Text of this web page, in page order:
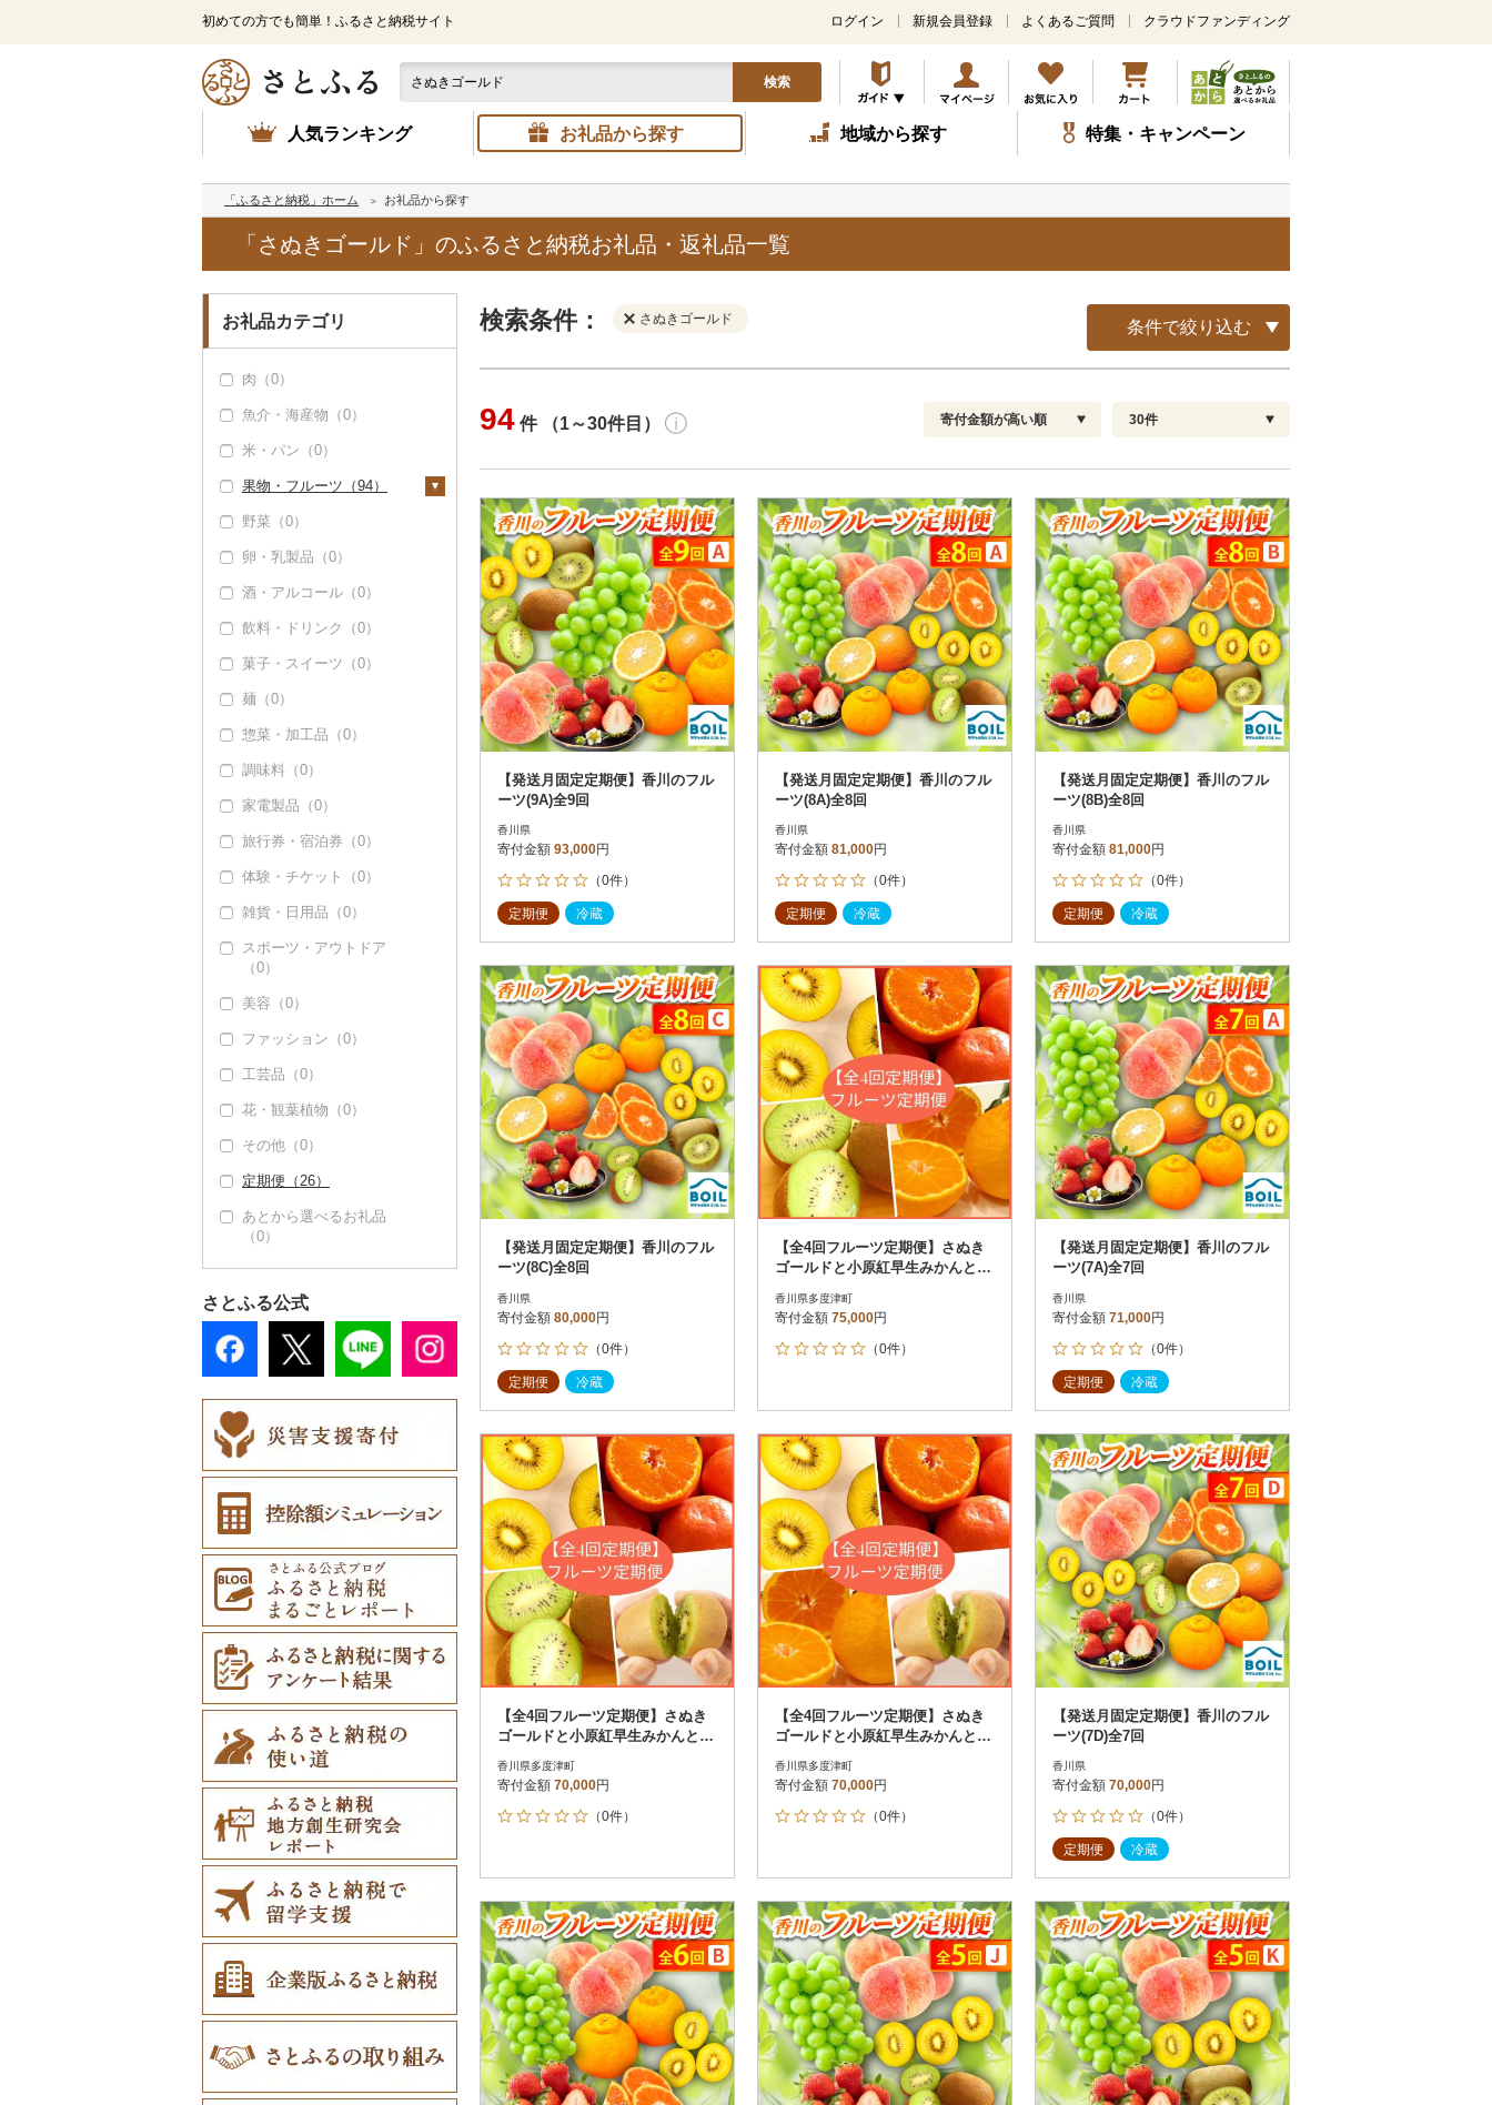
初めての方でも簡単！ふるさと納税サイト
メ
ン
コ
ン
テ
ツ
ッ
ログイン 新規会員登録 よくあるご質問 クラウドファンディング
検索
人気ランキング お礼品から探す 地域から探す 特集・キャンペーン
「ふるさと納税」ホーム お礼品から探す
「さぬきゴールド」のふるさと納税お礼品・返礼品一覧
お礼品カテゴリ
肉（0）
魚介・海産物（0）
米・パン（0）
果物・フルーツ（94）
ぶどう・マスカット
（17）
その他ぶどう・マスカ
ット（0）
3）
ドライフルーツ（0）
その他果物（2）
びわ（0）
ブルーベリー（0）
パイナップル（0）
栗（0）
その他果物（2）
野菜（0）
卵・乳製品（0）
酒・アルコール（0）
飲料・ドリンク（0）
菓子・スイーツ（0）
麺（0）
惣菜・加工品（0）
調味料（0）
家電製品（0）
旅行券・宿泊券（0）
体験・チケット（0）
雑貨・日用品（0）
スポーツ・アウトドア
（0）
美容（0）
ファッション（0）
工芸品（0）
花・観葉植物（0）
その他（0）
定期便（26）
あとから選べるお礼品
（0）
さとふる公式
検索条件： さぬきゴールド 条件で絞り込む
円
決済方法 解除
PayPay
クレジットカード決済
Amazon Pay
楽天ペイ
メルペイ
コンビニ支払い
ソフトバンクまとめて支払い
d払い
金融機関(Pay-easy決済)
解除
発送種別 解除
通常
冷蔵便
冷凍便
配送指定 解除
お届け日時指定可
お届け時間帯指定可
発送される月指定可
その他 解除
さとふる限定のお礼品
定期便
さとふるアプリdeワンストップ申請
対象
結果を見る（
94 件 （1～30件目） 寄付金額が高い順
新着順
レビュー件数順
レビュー評価順
寄付金額が高い順
寄付金額が低い順
30件
60
90
120
【発送月固定定期便】香川のフル
ーツ(9A)全9回
香川県
寄付金額 93,000円
（0件）
定期便 冷蔵
【発送月固定定期便】香川のフル
ーツ(8A)全8回
香川県
寄付金額 81,000円
（0件）
定期便 冷蔵
【発送月固定定期便】香川のフル
ーツ(8B)全8回
香川県
寄付金額 81,000円
（0件）
定期便 冷蔵
【発送月固定定期便】香川のフル
ーツ(8C)全8回
香川県
寄付金額 80,000円
（0件）
定期便 冷蔵
【全4回フルーツ定期便】さぬき
ゴールドと小原紅早生みかんと香
香川県多度津町
寄付金額 75,000円
（0件）
【発送月固定定期便】香川のフル
ーツ(7A)全7回
香川県
寄付金額 71,000円
（0件）
定期便 冷蔵
【全4回フルーツ定期便】さぬき
ゴールドと小原紅早生みかんと香
香川県多度津町
寄付金額 70,000円
（0件）
【全4回フルーツ定期便】さぬき
ゴールドと小原紅早生みかんとさ
香川県多度津町
寄付金額 70,000円
（0件）
【発送月固定定期便】香川のフル
ーツ(7D)全7回
香川県
寄付金額 70,000円
（0件）
定期便 冷蔵